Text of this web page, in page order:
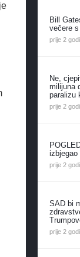
Bill
večere
prije 2
Ne,
milijuna
paralizu
prije 2
izbjegao
prije 2
SAD bi
prije 2